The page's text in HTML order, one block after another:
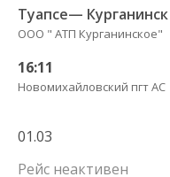
Туапсе— Курганинск
ООО " АТП Курганинское"
16:11
Новомихайловский пгт АС
01.03
Рейс неактивен